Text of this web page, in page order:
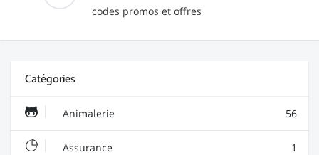
codes promos et offres
Catégories
Animalerie 56
Assurance 1